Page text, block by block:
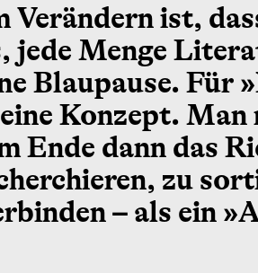
ist,
jede Menge
Blaupause. Für
Konzept. Man
Ende dann das
zu
– als ein